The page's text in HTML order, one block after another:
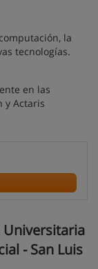
la
tecnologías.
en las
y Actaris
- San Luis